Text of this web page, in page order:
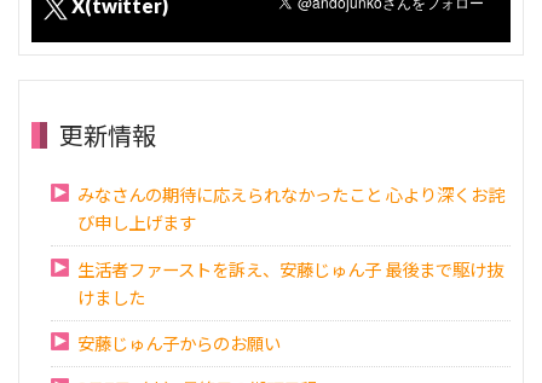
X(twitter)
更新情報
みなさんの期待に応えられなかったこと 心より深くお詫
び申し上げます
生活者ファーストを訴え、安藤じゅん子 最後まで駆け抜
けました
安藤じゅん子からのお願い